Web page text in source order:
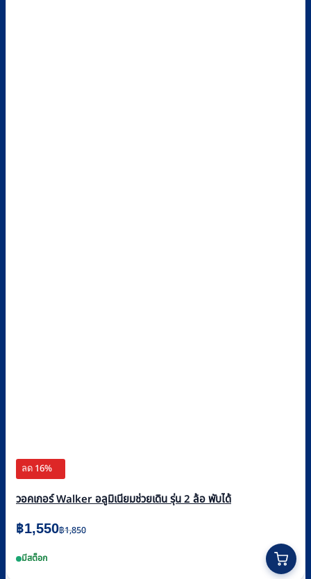
ลด 16%
วอคเกอร์ Walker อลูมิเนียมช่วยเดิน รุ่น 2 ล้อ พับได้
฿1,850
Original
was:
฿1,550
Current
is:มีสต็อก